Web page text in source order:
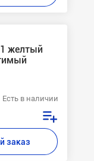
желтый
Есть в наличии
заказ